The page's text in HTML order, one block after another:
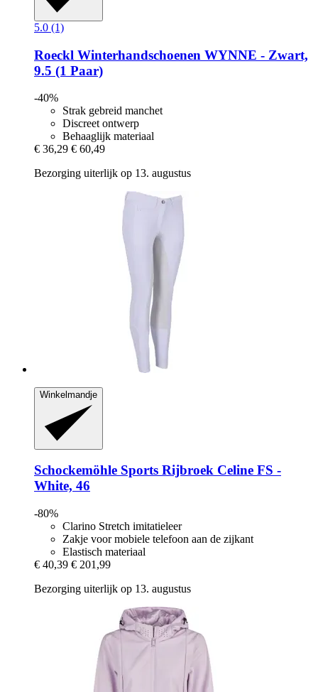
5.0 (1)
Roeckl Winterhandschoenen WYNNE -​ Zwart,
9.5 (1 Paar)
-40%
Strak gebreid manchet
Discreet ontwerp
Behaaglijk materiaal
€ 36,29 € 60,49
Bezorging uiterlijk op 13. augustus
Winkelmandje
Schockemöhle Sports Rijbroek Celine FS -​
White, 46
-80%
Clarino Stretch imitatieleer
Zakje voor mobiele telefoon aan de zijkant
Elastisch materiaal
€ 40,39 € 201,99
Bezorging uiterlijk op 13. augustus